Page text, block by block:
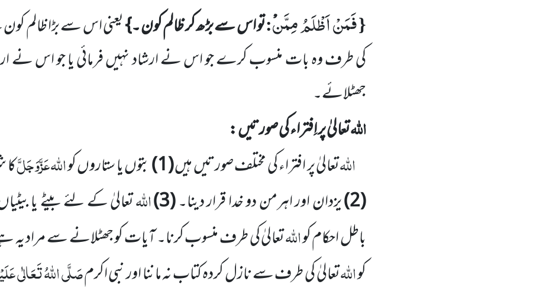
{فَمَنْ اَظْلَمُ مِمَّن:تو اس سے بڑھ کر ظالم کون ۔}یعنی اس سے بڑا ظالم
کی طرف وہ بات منسوب کرے جو اس نے ارشاد نہیں فرمائی یا جو اس نے
جھٹلائے۔
اللہتعالیٰ پر اِفتراء کی صورتیں :
اللہتعالیٰ پر افتراء کی مختلف صورتیں ہیں(
1
)بتوں یا ستاروں کواللہ عَزَّوَجَلَّ
(
2
)یزدان اور اہرمن دو خدا قرار دینا۔(
3
)اللہتعالیٰ کے لئے بیٹے یا
باطل احکام کواللہتعالیٰ کی طرف منسوب کرنا۔ آیات کو جھٹلانے سے مراد یہ
کواللہتعالیٰ کی طرف سے نازل کردہ کتاب نہ ماننا اور نبی اکرمصَلَّی اللہُ تَعَالٰی